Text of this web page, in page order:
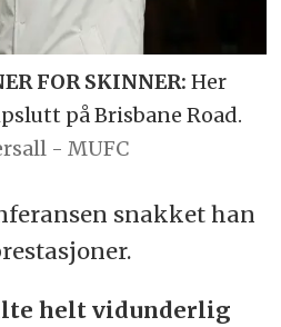
FOR SKINNER: Her
på Brisbane Road.
- MUFC
snakket han
helt vidunderlig